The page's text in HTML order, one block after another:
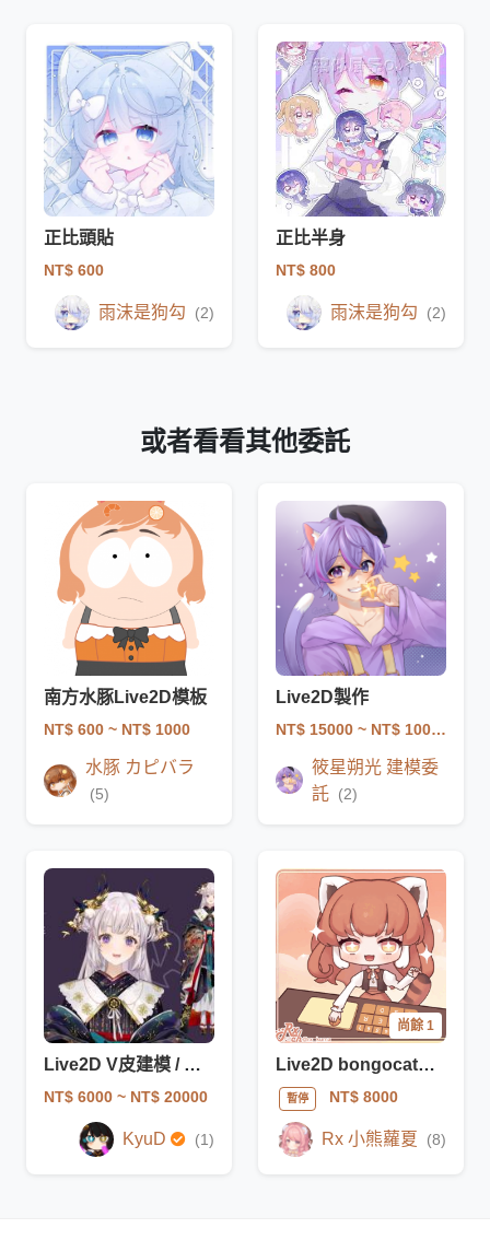
正比頭貼
NT$ 600
雨沫是狗勾 (2)
正比半身
NT$ 800
雨沫是狗勾 (2)
或者看看其他委託
南方水豚Live2D模板
NT$ 600 ~ NT$ 1000
水豚 カピバラ
(5)
Live2D製作
NT$ 15000 ~ NT$ 100000
筱星朔光 建模委
託 (2)
Live2D V皮建模 / 合作繪師：SRK
NT$ 6000 ~ NT$ 20000
KyuD (1)
尚餘 1
Live2D bongocat鍵鼠模型委託
暫停 NT$ 8000
Rx 小熊蘿夏 (8)